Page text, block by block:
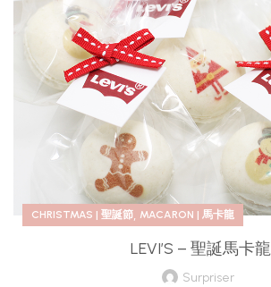
CHRISTMAS | 聖誕節, MACARON | 馬卡龍
LEVI’S – 聖誕馬卡龍
Surpriser